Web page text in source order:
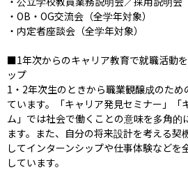
・OB・OG交流会（全学年対象）
・内定者座談会（全学年対象）
■1年次からのキャリア教育で就職活動
ップ
1・2年次生のときから職業観醸成のため
ています。「キャリア発見セミナー」「
ム」では社会で働くことの意味を多角的
ます。また、自分の将来設計を考える契
してインターンシップや仕事体験などを
しています。